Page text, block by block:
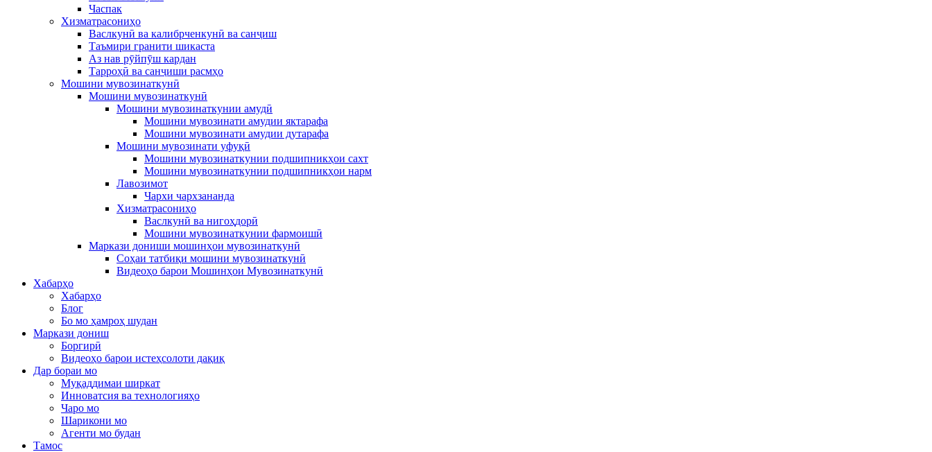
Часпак
Хизматрасониҳо
Васлкунӣ ва калибрченкунӣ ва санҷиш
Таъмири гранити шикаста
Аз нав рӯйпӯш кардан
Тарроҳӣ ва санҷиши расмҳо
Мошини мувозинаткунӣ
Мошини мувозинаткунӣ
Мошини мувозинаткунии амудӣ
Мошини мувозинати амудии яктарафа
Мошини мувозинати амудии дутарафа
Мошини мувозинати уфуқӣ
Мошини мувозинаткунии подшипникҳои сахт
Мошини мувозинаткунии подшипникҳои нарм
Лавозимот
Чархи чархзананда
Хизматрасониҳо
Васлкунӣ ва нигоҳдорӣ
Мошини мувозинаткунии фармоишӣ
Маркази дониши мошинҳои мувозинаткунӣ
Соҳаи татбиқи мошини мувозинаткунӣ
Видеоҳо барои Мошинҳои Мувозинаткунӣ
Хабарҳо
Хабарҳо
Блог
Бо мо ҳамроҳ шудан
Маркази дониш
Боргирӣ
Видеоҳо барои истеҳсолоти дақиқ
Дар бораи мо
Муқаддимаи ширкат
Инноватсия ва технологияҳо
Чаро мо
Шарикони мо
Агенти мо будан
Тамос